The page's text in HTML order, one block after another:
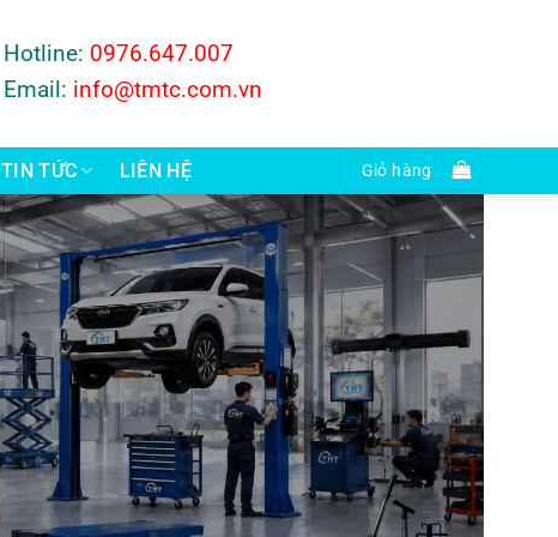
Hotline: 0976.647.007
Email: info@tmtc.com.vn
TIN TỨC LIÊN HỆ Giỏ hàng